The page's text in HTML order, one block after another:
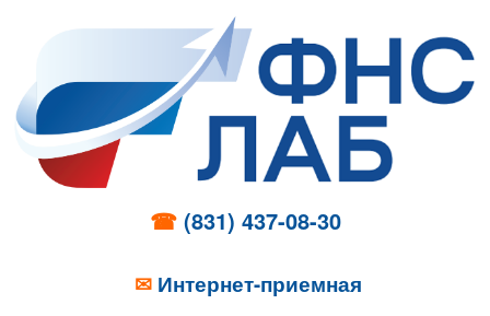
☎ (831) 437-08-30
✉ Интернет-приемная